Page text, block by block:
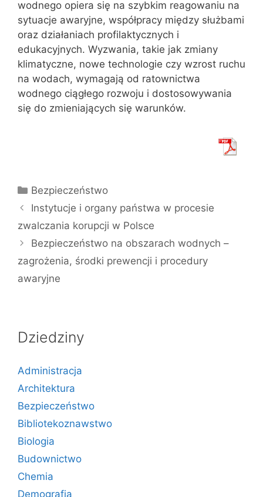
wodnego opiera się na szybkim reagowaniu na
sytuacje awaryjne, współpracy między służbami
oraz działaniach profilaktycznych i
edukacyjnych. Wyzwania, takie jak zmiany
klimatyczne, nowe technologie czy wzrost ruchu
na wodach, wymagają od ratownictwa
wodnego ciągłego rozwoju i dostosowywania
się do zmieniających się warunków.
Kategorie
Bezpieczeństwo
Instytucje i organy państwa w procesie
zwalczania korupcji w Polsce
Bezpieczeństwo na obszarach wodnych –
zagrożenia, środki prewencji i procedury
awaryjne
Dziedziny
Administracja
Architektura
Bezpieczeństwo
Bibliotekoznawstwo
Biologia
Budownictwo
Chemia
Demografia